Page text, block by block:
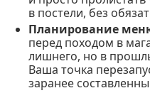
в постели, без
Планирование
перед походом в
лишнего, но в
Ваша точка
заранее